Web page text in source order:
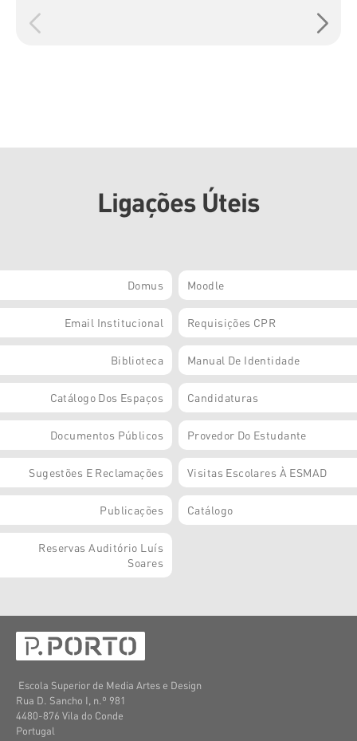
Ligações Úteis
Domus Moodle
Email Institucional Requisições CPR
Biblioteca Manual De Identidade
Catálogo Dos Espaços Candidaturas
Documentos Públicos Provedor Do Estudante
Sugestões E Reclamações Visitas Escolares À ESMAD
Publicações Catálogo
Reservas Auditório Luís
Soares
Escola Superior de Media Artes e Design
Rua D. Sancho I, n.º 981
4480-876 Vila do Conde
Portugal